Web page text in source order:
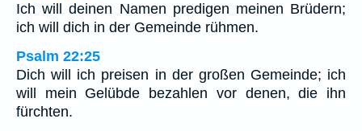
Ich will deinen Namen predigen meinen Brüdern;
ich will dich in der Gemeinde rühmen.
Psalm 22:25
Dich will ich preisen in der großen Gemeinde; ich
will mein Gelübde bezahlen vor denen, die ihn
fürchten.